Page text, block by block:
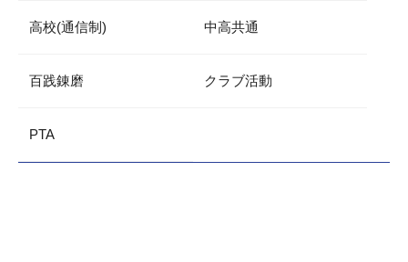
高校(通信制) 中高共通
百践錬磨 クラブ活動
PTA